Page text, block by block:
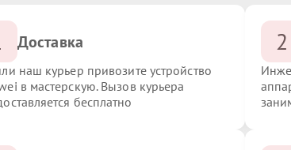
Доставка
наш курьер привозите устройство
в мастерскую. Вызов курьера
бесплатно
2